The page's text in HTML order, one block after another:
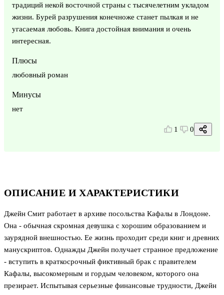
ОПИСАНИЕ И ХАРАКТЕРИСТИКИ
Джейн Смит работает в архиве посольства Кафалы в Лондоне.
Она - обычная скромная девушка с хорошим образованием и
заурядной внешностью. Ее жизнь проходит среди книг и древних
манускриптов. Однажды Джейн получает странное предложение
- вступить в краткосрочный фиктивный брак с правителем
Кафалы, высокомерным и гордым человеком, которого она
презирает. Испытывая серьезные финансовые трудности, Джейн
традиций некой восточной страны с тысячелетним укладом
жизни. Бурей разрушения конечноже станет пылкая и не
угасаемая любовь. Книга достойная внимания и очень
интересная.
Плюсы
любовный роман
Минусы
нет
1 0